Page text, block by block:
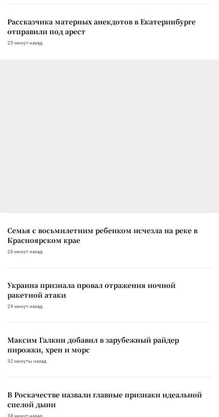
Рассказчика матерных анекдотов в Екатеринбурге
отправили под арест
25 минут назад
Семья с восьмилетним ребенком исчезла на реке в
Красноярском крае
26 минут назад
Украина признала провал отражения ночной
ракетной атаки
29 минут назад
Максим Галкин добавил в зарубежный райдер
пирожки, хрен и морс
32 минуты назад
В Роскачестве назвали главные признаки идеальной
спелой дыни
38 минут назад